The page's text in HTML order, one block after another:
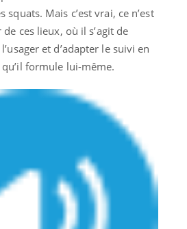
squats. Mais c’est vrai, ce n’est
ces lieux, où il s’agit de
et d’adapter le suivi en
formule lui-même.